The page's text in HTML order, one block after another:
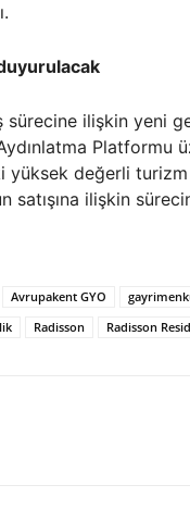
sürecine ilişkin yeni
Platformu
değerli turizm
satışına ilişkin
Avrupakent GYO
Radisson Radisson